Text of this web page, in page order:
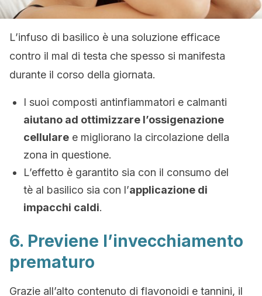
L’infuso di basilico è una soluzione efficace
contro il mal di testa che spesso si manifesta
durante il corso della giornata.
I suoi composti antinfiammatori e calmanti
aiutano ad ottimizzare l’ossigenazione
cellulare e migliorano la circolazione della
zona in questione.
L’effetto è garantito sia con il consumo del
tè al basilico sia con l’applicazione di
impacchi caldi.
6. Previene l’invecchiamento
prematuro
Grazie all’alto contenuto di flavonoidi e tannini, il